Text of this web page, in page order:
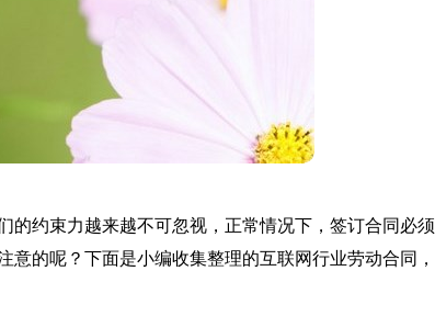
的约束力越来越不可忽视，正常情况下，签订合同必须
的呢？下面是小编收集整理的互联网行业劳动合同，